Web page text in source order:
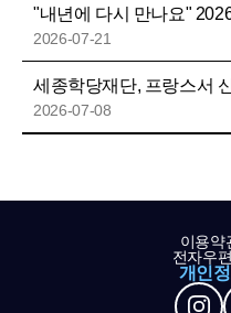
"내년에 다시 만나요"
2026-07-21
2026-07-08
이용약
전자우
개인